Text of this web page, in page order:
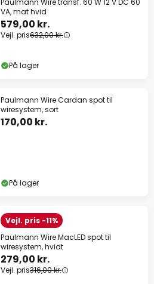
Paulmann Wire transf. 60 W 12 V DC 60
VA, mat hvid
579,00 kr.
Vejl. pris632,00 kr.
På lager
Paulmann Wire Cardan spot til
wiresystem, sort
170,00 kr.
På lager
Vejl. pris -11%
Paulmann Wire MacLED spot til
wiresystem, hvidt
279,00 kr.
Vejl. pris316,00 kr.